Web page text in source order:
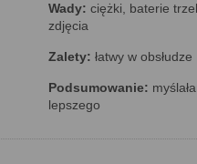
Wady: ciężki, baterie
zdjęcia
Zalety: łatwy w obsłudze
Podsumowanie:
lepszego